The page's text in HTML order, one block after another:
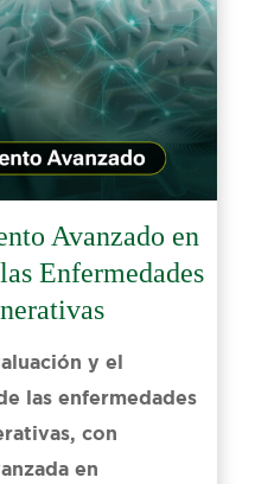
Avanzado en
Enfermedades
y el
las enfermedades
con
en